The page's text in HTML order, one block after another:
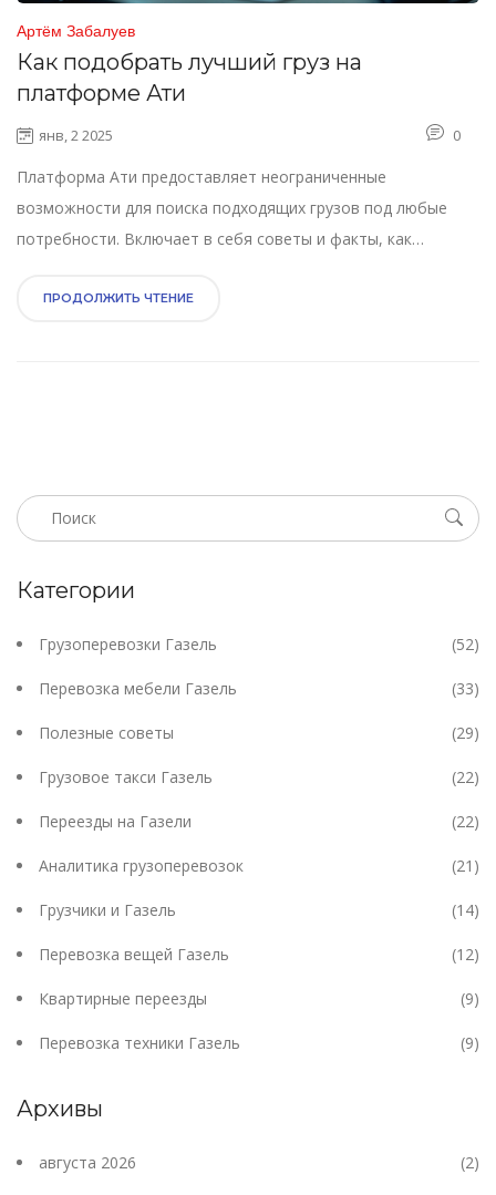
Артём Забалуев
Как подобрать лучший груз на
платформе Ати
янв, 2 2025 0
Платформа Ати предоставляет неограниченные
возможности для поиска подходящих грузов под любые
потребности. Включает в себя советы и факты, как
перевозок. Значимость правильного выбора груза
ПРОДОЛЖИТЬ ЧТЕНИЕ
Категории
Грузоперевозки Газель (52)
Перевозка мебели Газель (33)
Полезные советы (29)
Грузовое такси Газель (22)
Переезды на Газели (22)
Аналитика грузоперевозок (21)
Грузчики и Газель (14)
Перевозка вещей Газель (12)
Квартирные переезды (9)
Перевозка техники Газель (9)
Архивы
августа 2026 (2)